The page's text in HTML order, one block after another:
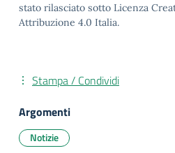
stato rilasciato sotto Licenza
Attribuzione 4.0 Italia.
Stampa / Condividi
Argomenti
Notizie